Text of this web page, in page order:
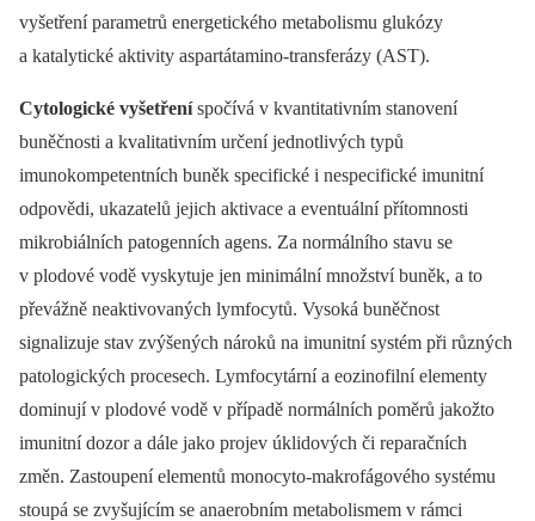
vyšetření parametrů energetického metabolismu glukózy
a katalytické aktivity aspartátamino-transferázy (AST).
Cytologické vyšetřeníspočívá v kvantitativním stanovení
buněčnosti a kvalitativním určení jednotlivých typů
imunokompetentních buněk specifické i nespecifické imunitní
odpovědi, ukazatelů jejich aktivace a eventuální přítomnosti
mikrobiálních patogenních agens. Za normálního stavu se
v plodové vodě vyskytuje jen minimální množství buněk, a to
převážně neaktivovaných lymfocytů. Vysoká buněčnost
signalizuje stav zvýšených nároků na imunitní systém při různých
patologických procesech. Lymfocytární a eozinofilní elementy
dominují v plodové vodě v případě normálních poměrů jakožto
imunitní dozor a dále jako projev úklidových či reparačních
změn. Zastoupení elementů monocyto-makrofágového systému
stoupá se zvyšujícím se anaerobním metabolismem v rámci